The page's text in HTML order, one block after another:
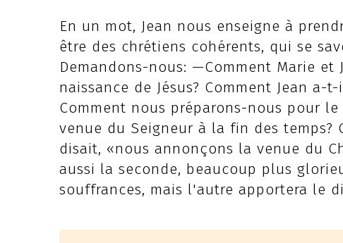
En un mot, Jean nous enseigne à
être des chrétiens cohérents, qui se
Demandons-nous: —Comment Marie
naissance de Jésus? Comment Jean a-
Comment nous préparons-nous pour
venue du Seigneur à la fin des temps?
disait, «nous annonçons la venue du
aussi la seconde, beaucoup plus
souffrances, mais l'autre apportera le